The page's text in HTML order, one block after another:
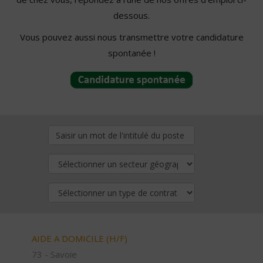
dessous.
Vous pouvez aussi nous transmettre votre candidature
spontanée !
AIDE A DOMICILE (H/F)
73 - Savoie